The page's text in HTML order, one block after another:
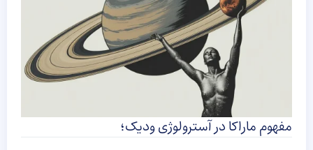
مفهوم ماراکا در آسترولوژی ودیک؛